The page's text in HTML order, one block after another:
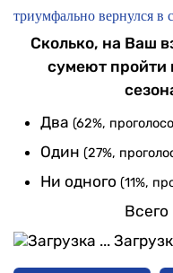
триумфально вернулся в
Сколько, на Ваш
сумеют пройти
Два (62%,
Один (27%,
Ни одного (11%,
Всего